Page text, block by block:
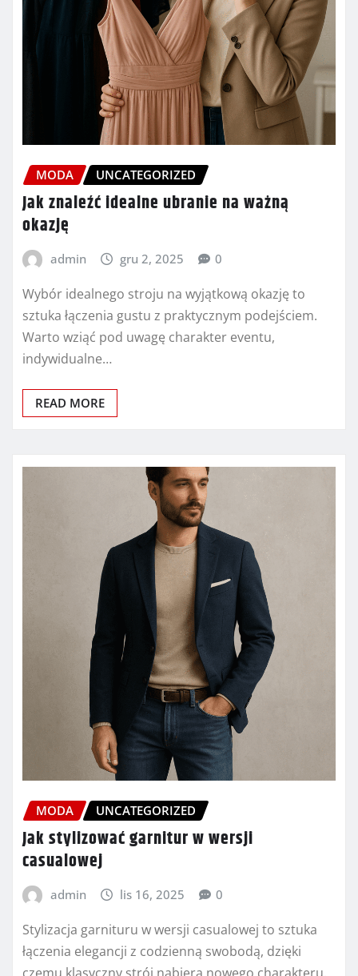
MODA UNCATEGORIZED
Jak znaleźć idealne ubranie na ważną
okazję
admin gru 2, 2025 0
Wybór idealnego stroju na wyjątkową okazję to
sztuka łączenia gustu z praktycznym podejściem.
Warto wziąć pod uwagę charakter eventu,
indywidualne…
READ MORE
MODA UNCATEGORIZED
Jak stylizować garnitur w wersji
casualowej
admin lis 16, 2025 0
Stylizacja garnituru w wersji casualowej to sztuka
łączenia elegancji z codzienną swobodą, dzięki